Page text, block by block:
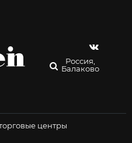
Россия,
Балаково
центры